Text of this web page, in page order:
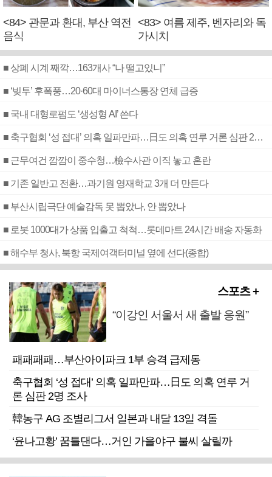
<84> 관문과 환대, 부산 역전
음식
<83> 여름 제주, 벤자리와 독
가시치
■ 상폐 시계 째깍…163개사 “나 떨고있니”
■ ‘빚투’ 후폭풍…20·60대 마이너스통장 연체 급증
■ 국내 대형로펌도 ‘생성형 AI’ 쓴다
■ 축구협회 ‘성 접대’ 의혹 일파만파…日도 의혹 연루 거론 심판 2명 조사
■ 근무여건 깜깜이 중수청…檢수사관 이직 놓고 혼란
■ 기존 일반고 전환…과기원 영재학교 3개 더 만든다
■ 부산시립극단 예술감독 못 뽑았나, 안 뽑았나
■ 로봇 1000대가 상품 입출고 척척…롯데마트 24시간 배송 자동화
■ 해수부 청사, 북항 국제여객터미널 옆에 선다(종합)
스포츠 +
“이강인 서울서 새 출발 응원”
패패패패…부산아이파크 1부 승격 급제동
축구협회 ‘성 접대’ 의혹 일파만파…日도 의혹 연루 거
론 심판 2명 조사
韓농구 AG 조별리그서 일본과 내달 13일 격돌
‘윤나고황’ 꿈틀댄다…거인 가을야구 불씨 살릴까